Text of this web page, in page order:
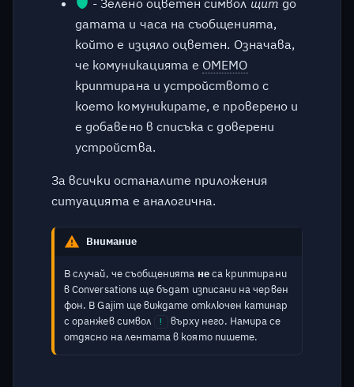
- Зелено оцветен символ щит до
датата и часа на съобщенията,
който е изцяло оцветен. Означава,
че комуникацията е OMEMO
криптирана и устройството с
което комуникирате, е проверено и
е добавено в списъка с доверени
устройства.
За всички останалите приложения
ситуацията е аналогична.
Внимание
В случай, че съобщенията неса криптирани
в Conversations ще бъдат изписани на червен
фон. В Gajim ще виждате отключен катинар
с оранжев символ
!
върху него. Намира се
отдясно на лентата в която пишете.